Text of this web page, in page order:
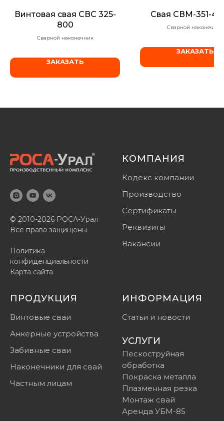
Винтовая свая СВС 325-
800
Сварной наконечник
ЗАКАЗАТЬ
Свая СВМ-351-
Сварной наконечник
ЗАКАЗАТЬ
© 2010-2026 РОСА-Урал
Все права защищены
Политика
конфиденциальности
Карта сайта
КОМПАНИЯ
Кодекс компании
Производство
Сертификаты
Реквизиты
Вакансии
ПРОДУКЦИЯ
Винтовые сваи
Анкерные устройства
Забивные сваи
Наконечники для свай
Частным лицам
ИНФОРМАЦИЯ
Статьи и новости
УСЛУГИ
Пескоструйная
обработка
Покраска металла
Плазменная резка
Монтаж свай
Аренда УБМ-85